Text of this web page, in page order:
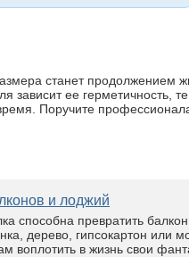
станет продолжением
зависит ее герметичность,
Поручите
и лоджий
способна превратить
дерево, гипсокартон или
воплотить в жизнь свои